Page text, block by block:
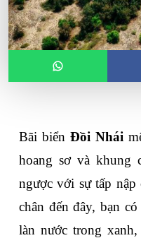
Bãi biển Đồi Nhái
hoang sơ và khung
ngược với sự tấp
chân đến đây, bạn
làn nước trong